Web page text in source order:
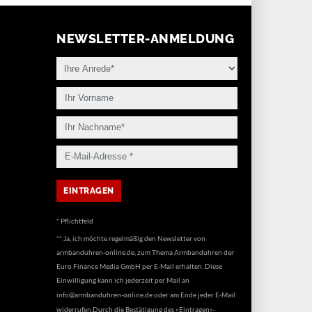
NEWSLETTER-ANMELDUNG
* Pflichtfeld
** Ja, ich möchte regelmäßig den Newsletter von
armbanduhren-online.de, zum Thema Armbanduhren der
Euro Finance Media GmbH per E-Mail erhalten. Diese
Einwilligung kann ich jederzeit per Mail an
info@armbanduhren-online.deoder am Ende jeder E-Mail
widerrufen.Durch die Bestätigung des «Eintragen»-